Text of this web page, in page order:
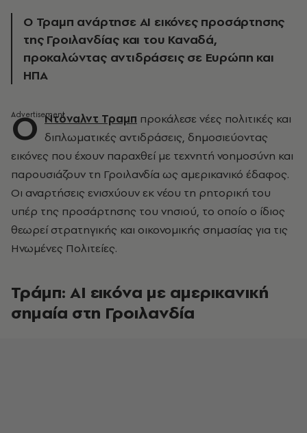
Ο Τραμπ ανάρτησε AI εικόνες προσάρτησης
της Γροιλανδίας και του Καναδά,
προκαλώντας αντιδράσεις σε Ευρώπη και
ΗΠΑ
Ο Ντόναλντ Τραμπ προκάλεσε νέες πολιτικές και
διπλωματικές αντιδράσεις, δημοσιεύοντας
εικόνες που έχουν παραχθεί με τεχνητή νοημοσύνη και
παρουσιάζουν τη Γροιλανδία ως αμερικανικό έδαφος.
Οι αναρτήσεις ενισχύουν εκ νέου τη ρητορική του
υπέρ της προσάρτησης του νησιού, το οποίο ο ίδιος
θεωρεί στρατηγικής και οικονομικής σημασίας για τις
Ηνωμένες Πολιτείες.
Τράμπ: AI εικόνα με αμερικανική
σημαία στη Γροιλανδία